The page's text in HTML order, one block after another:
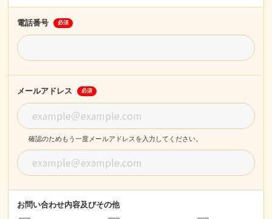
電話番号 必須
メールアドレス 必須
確認のためもう一度メールアドレスを入力してください。
お問い合わせ内容及びその他